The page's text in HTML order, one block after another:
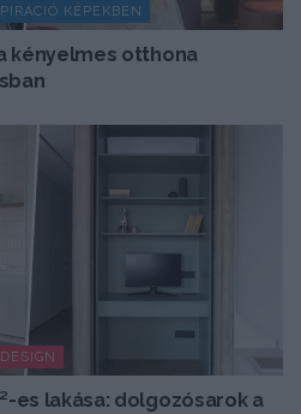
KÉPEKBEN
kényelmes otthona
es lakása: dolgozósarok a